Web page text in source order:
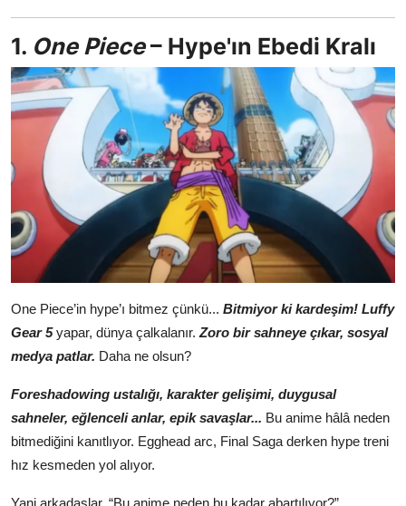
1. One Piece– Hype'ın Ebedi Kralı
One Piece’in hype’ı bitmez çünkü... Bitmiyor ki kardeşim! Luffy
Gear 5yapar, dünya çalkalanır. Zoro bir sahneye çıkar, sosyal
medya patlar. Daha ne olsun?
Foreshadowing ustalığı, karakter gelişimi, duygusal
sahneler, eğlenceli anlar, epik savaşlar... Bu anime hâlâ neden
bitmediğini kanıtlıyor. Egghead arc, Final Saga derken hype treni
hız kesmeden yol alıyor.